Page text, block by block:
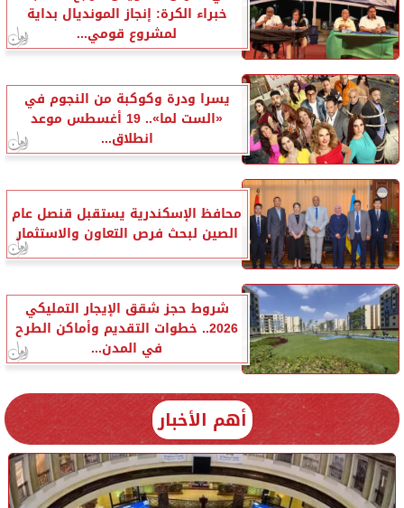
خبراء الكرة: إنجاز المونديال بداية
لمشروع قومي...
يسرا ودرة وكوكبة من النجوم في
«الست لما».. 19 أغسطس موعد
انطلاق...
محافظ الإسكندرية يستقبل قنصل عام
الصين لبحث فرص التعاون والاستثمار
شروط حجز شقق الإيجار التمليكي
2026.. خطوات التقديم وأماكن الطرح
في المدن...
أهم الأخبار